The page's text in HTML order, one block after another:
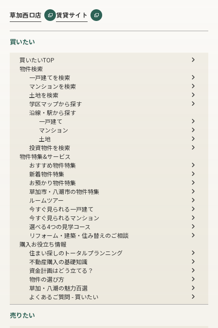
草加西口店 賃貸サイト
買いたい
買いたいTOP
物件検索
一戸建てを検索
マンションを検索
土地を検索
学区マップから探す
沿線・駅から探す
一戸建て
マンション
土地
投資物件を検索
物件特集&サービス
おすすめ物件特集
新着物件特集
お預かり物件特集
草加市・八潮市の物件特集
ルームツアー
今すぐ見られる一戸建て
今すぐ見られるマンション
選べる4つの見学コース
リフォーム・建築・住み替えのご相談
購入お役立ち情報
住まい探しのトータルプランニング
不動産購入の基礎知識
資金計画はどう立てる？
物件の選び方
草加・八潮の魅力百選
よくあるご質問 - 買いたい
売りたい